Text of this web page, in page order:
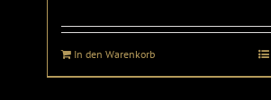
In den Warenkorb